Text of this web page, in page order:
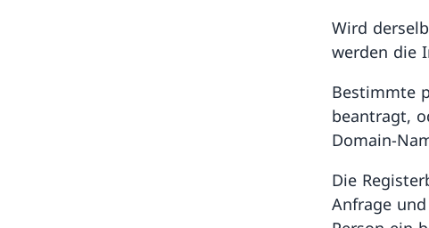
Wird
werden die
Bestimmte
beantragt,
Domain-
Die
Anfrage